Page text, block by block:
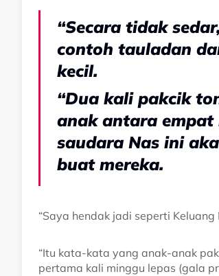
“Secara tidak
contoh tauladan
kecil.
“Dua kali pakcik
anak antara
saudara Nas ini
buat mereka.
“Saya hendak jadi seperti
“Itu kata-kata yang anak-anak
pertama kali minggu lepas (gala